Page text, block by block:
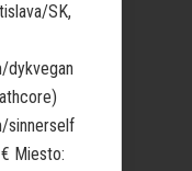
SK,
sinnerself
Miesto: